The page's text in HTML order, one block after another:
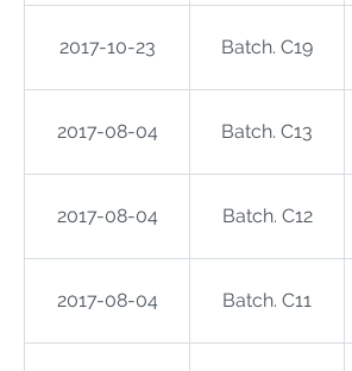
2017-10-23 Batch. C19
2017-08-04 Batch. C13
2017-08-04 Batch. C12
2017-08-04 Batch. C11